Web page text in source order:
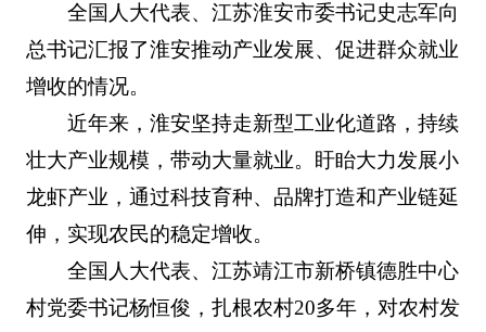
全国人大代表、江苏淮安市委书记史志军向
总书记汇报了淮安推动产业发展、促进群众就业
增收的情况。
近年来，淮安坚持走新型工业化道路，持续
壮大产业规模，带动大量就业。盱眙大力发展小
龙虾产业，通过科技育种、品牌打造和产业链延
伸，实现农民的稳定增收。
全国人大代表、江苏靖江市新桥镇德胜中心
村党委书记杨恒俊，扎根农村20多年，对农村发